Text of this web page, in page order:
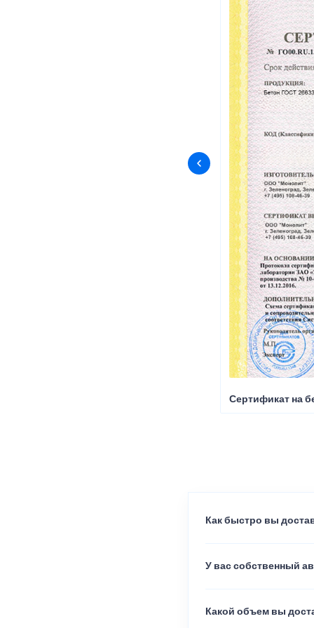
Сертификат на
Как быстро вы
У вас собственный
Какой объем вы